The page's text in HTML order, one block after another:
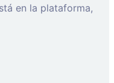
en la plataforma,